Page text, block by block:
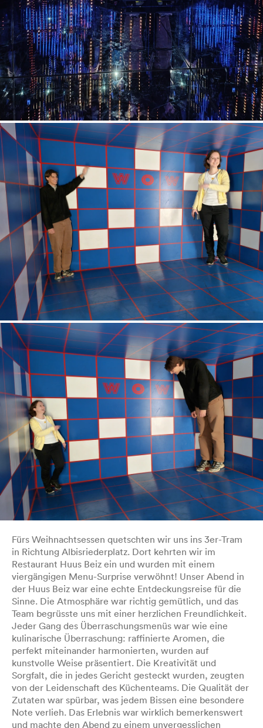
Fürs Weihnachtsessen quetschten wir uns ins 3er-Tram
in Richtung Albisriederplatz. Dort kehrten wir im
Restaurant Huus Beiz ein und wurden mit einem
viergängigen Menu-Surprise verwöhnt! Unser Abend in
der Huus Beiz war eine echte Entdeckungsreise für die
Sinne. Die Atmosphäre war richtig gemütlich, und das
Team begrüsste uns mit einer herzlichen Freundlichkeit.
Jeder Gang des Überraschungsmenüs war wie eine
kulinarische Überraschung: raffinierte Aromen, die
perfekt miteinander harmonierten, wurden auf
kunstvolle Weise präsentiert. Die Kreativität und
Sorgfalt, die in jedes Gericht gesteckt wurden, zeugten
von der Leidenschaft des Küchenteams. Die Qualität der
Zutaten war spürbar, was jedem Bissen eine besondere
Note verlieh. Das Erlebnis war wirklich bemerkenswert
und machte den Abend zu einem unvergesslichen
Home
Services
Projects
About us
Blog
UX Campus